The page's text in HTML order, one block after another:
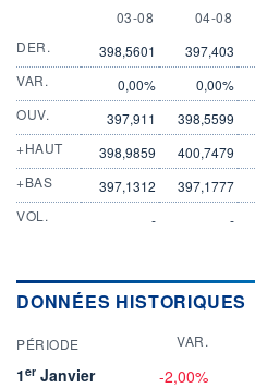
3 AUGUST
03-08 4 AUGUST
04-08
DER.
398,5601 397,403
VAR.
0,00% 0,00%
OUV.
397,911 398,5599
+HAUT
398,9859 400,7479
+BAS
397,1312 397,1777
VOL.
- -
DONNÉES HISTORIQUES
PÉRIODE VAR.
1er Janvier -2,00%